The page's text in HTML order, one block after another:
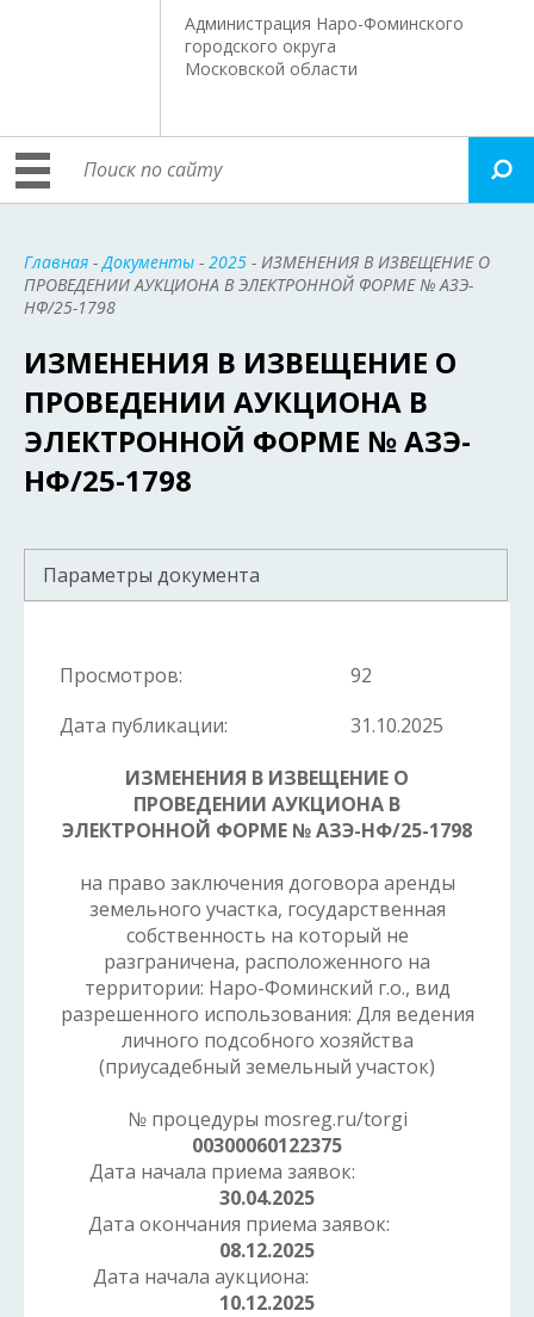
Администрация Наро-Фоминского
городского округа
Московской области
Главная -Документы - 2025 - ИЗМЕНЕНИЯ В ИЗВЕЩЕНИЕ О
ПРОВЕДЕНИИ АУКЦИОНА В ЭЛЕКТРОННОЙ ФОРМЕ № АЗЭ-
НФ/25-1798
ИЗМЕНЕНИЯ В ИЗВЕЩЕНИЕ О
ПРОВЕДЕНИИ АУКЦИОНА В
ЭЛЕКТРОННОЙ ФОРМЕ № АЗЭ-
НФ/25-1798
Параметры документа
Просмотров:
92
Дата публикации:
31.10.2025
ИЗМЕНЕНИЯ В ИЗВЕЩЕНИЕ О
ПРОВЕДЕНИИ АУКЦИОНА В
ЭЛЕКТРОННОЙ ФОРМЕ №АЗЭ-НФ/25-1798
на право заключения договора аренды
земельного участка, государственная
собственность на который не
разграничена, расположенного на
территории: Наро-Фоминский г.о., вид
разрешенного использования: Для ведения
личного подсобного хозяйства
(приусадебный земельный участок)
№ процедуры mosreg.ru/torgi
00300060122375
Дата начала приема заявок:
30.04.2025
Дата окончания приема заявок:
08.12.2025
Дата начала аукциона:
10.12.2025